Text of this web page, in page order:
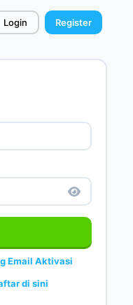
Login Register
Email Aktivasi
di sini